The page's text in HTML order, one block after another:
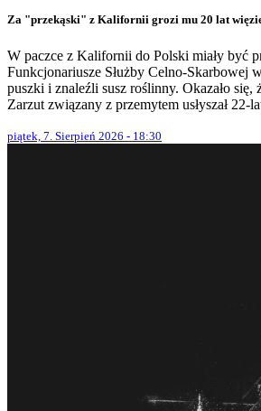
Za "przekąski" z Kalifornii grozi mu 20 lat
W paczce z Kalifornii do Polski miały być
Funkcjonariusze Służby Celno-Skarbowej
puszki i znaleźli susz roślinny. Okazało się,
Zarzut związany z przemytem usłyszał 22-
piątek, 7. Sierpień 2026 - 18:30